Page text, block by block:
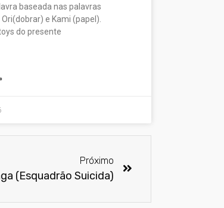
baseada nas palavras
e Kami (papel).
do presente
Próximo
(Esquadrão Suicida)